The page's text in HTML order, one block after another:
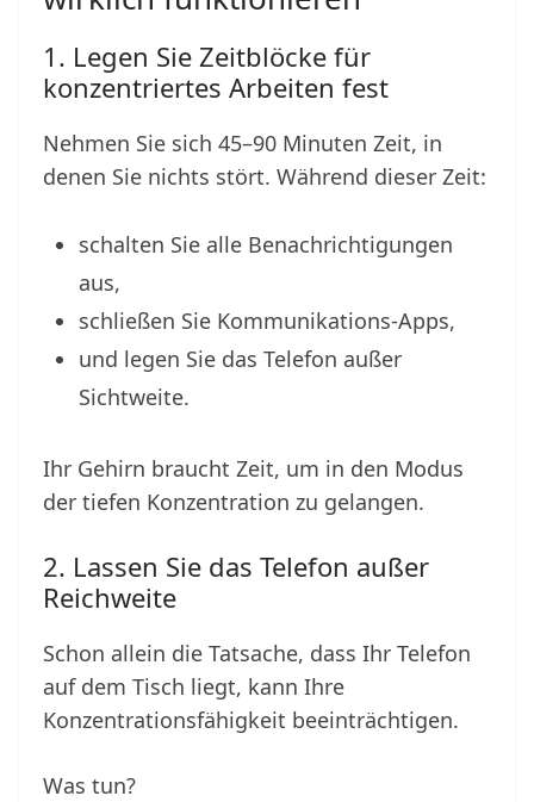
1. Legen Sie Zeitblöcke für
konzentriertes Arbeiten fest
Nehmen Sie sich 45–90 Minuten Zeit, in
denen Sie nichts stört. Während dieser Zeit:
schalten Sie alle Benachrichtigungen
aus,
schließen Sie Kommunikations-Apps,
und legen Sie das Telefon außer
Sichtweite.
Ihr Gehirn braucht Zeit, um in den Modus
der tiefen Konzentration zu gelangen.
2. Lassen Sie das Telefon außer
Reichweite
Schon allein die Tatsache, dass Ihr Telefon
auf dem Tisch liegt, kann Ihre
Konzentrationsfähigkeit beeinträchtigen.
Was tun?